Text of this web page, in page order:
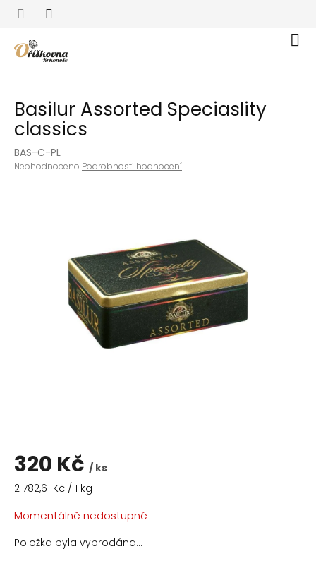
Přejít
Basilur Assorted Speciaslity
classics
BAS-C-PL
Průměrné
Neohodnoceno Podrobnosti hodnocení
320 Kč / ks
Měrná
2 782,61 Kč / 1 kg
Momentálně nedostupné
Položka byla vyprodána…